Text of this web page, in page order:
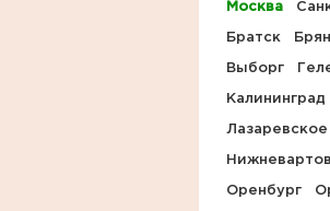
Москва
Братск
Выборг
Калининград
Лазаревское
Оренбург